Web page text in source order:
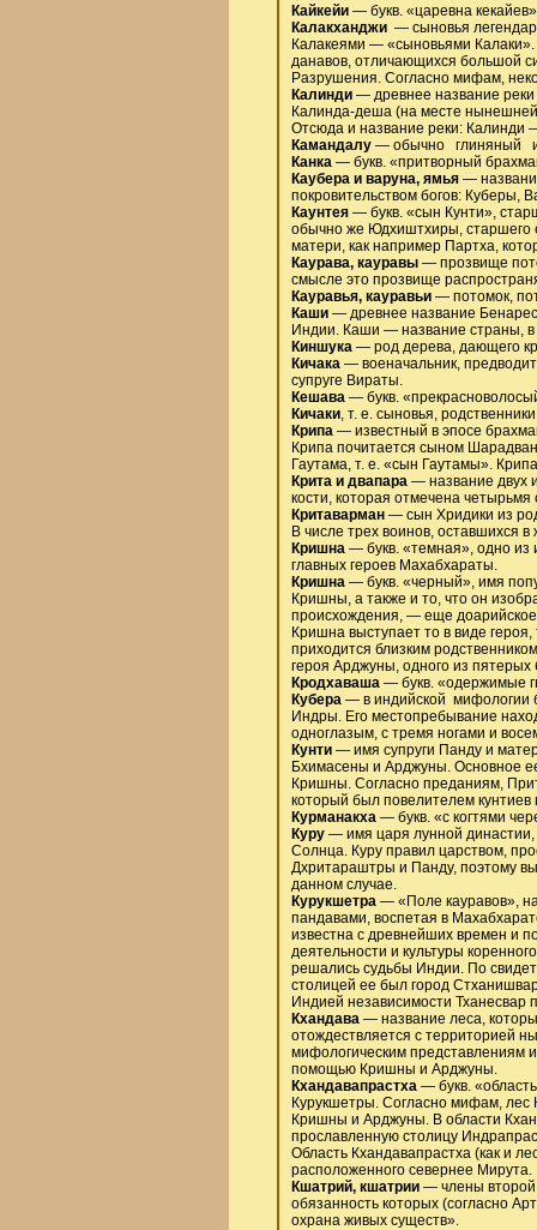
Кайкейи— букв. «царевна
Калакханджи— сыновья
Калакеями — «сыновьями
данавов, отличающихся большой
Разрушения. Согласно мифам,
Калинди— древнее название реки
Калинда-деша (на месте нынешней
Отсюда и название реки: Калинди
Камандалу— обычно глиняный
Канка— букв. «притворный
Каубера и варуна, ямья —
покровительством богов: Куберы,
Каунтея— букв. «сын Кунти»,
обычно же Юдхиштхиры, старшего
матери, как например Партха,
Каурава, кауравы— прозвище
смысле это прозвище
Кауравья, кауравьи— потомок,
Каши— древнее название
Индии. Каши — название страны,
Киншука— род дерева, дающего
Кичака— военачальник,
супруге Вираты.
Кешава— букв.
Кичаки, т. е. сыновья,
Крипа— известный в эпосе
Крипа почитается сыном
Гаутама, т. е. «сын Гаутамы».
Крита и двапара— название двух
кости, которая отмечена
Критаварман— сын Хридики из
В числе трех воинов, оставшихся
Кришна— букв. «темная», одно из
главных героев Махабхараты.
Кришна— букв. «черный», имя
Кришны, а также и то, что он
происхождения, — еще
Кришна выступает то в виде
приходится близким
героя Арджуны, одного из пятерых
Кродхаваша— букв. «одержимые
Кубера— в индийской мифологии
Индры. Его местопребывание
одноглазым, с тремя ногами и
Кунти— имя супруги Панду и
Бхимасены и Арджуны. Основное
Кришны. Согласно преданиям,
который был повелителем
Курманакха— букв. «с когтями
Куру— имя царя лунной династии,
Солнца. Куру правил царством,
Дхритараштры и Панду, поэтому
данном случае.
Курукшетра— «Поле кауравов»,
пандавами, воспетая в
известна с древнейших времен и
деятельности и культуры
решались судьбы Индии. По
столицей ее был город
Индией независимости Тханесвар
Кхандава— название леса,
отождествляется с территорией
мифологическим представлениям
помощью Кришны и Арджуны.
Кхандавапрастха— букв.
Курукшетры. Согласно мифам,
Кришны и Арджуны. В области
прославленную столицу
Область Кхандавапрастха (как и
расположенного севернее Мирута.
Кшатрий, кшатрии— члены второй
обязанность которых (согласно
охрана живых существ».